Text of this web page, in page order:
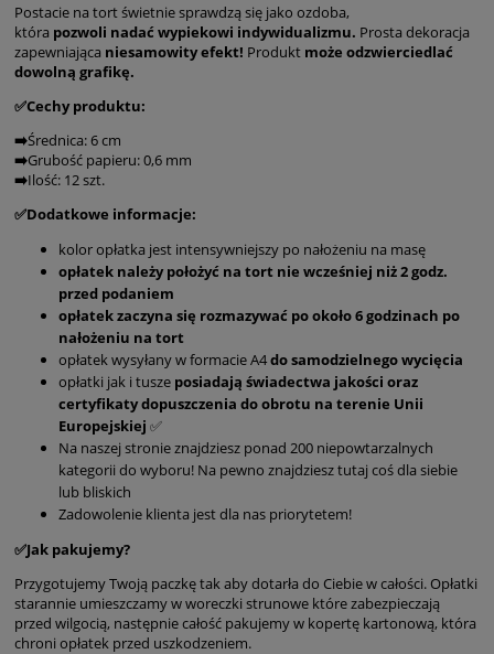
Postacie na tort świetnie sprawdzą się jako ozdoba,
która pozwoli nadać wypiekowi indywidualizmu. Prosta dekoracja
zapewniająca niesamowity efekt! Produkt może odzwierciedlać
dowolną grafikę.
✅Cechy produktu:
➡️Średnica: 6 cm
➡️Grubość papieru: 0,6 mm
➡️Ilość: 12 szt.
✅Dodatkowe informacje:
kolor opłatka jest intensywniejszy po nałożeniu na masę
opłatek należy położyć na tort nie wcześniej niż 2 godz.
przed podaniem
opłatek zaczyna się rozmazywać po około 6 godzinach po
nałożeniu na tort
opłatek wysyłany w formacie A4do samodzielnego wycięcia
opłatki jak i tusze posiadają świadectwa jakości oraz
certyfikaty dopuszczenia do obrotu na terenie Unii
Europejskiej ✅
Na naszej stronie znajdziesz ponad 200 niepowtarzalnych
kategorii do wyboru! Na pewno znajdziesz tutaj coś dla siebie
lub bliskich
Zadowolenie klienta jest dla nas priorytetem!
✅Jak pakujemy?
Przygotujemy Twoją paczkę tak aby dotarła do Ciebie w całości. Opłatki
starannie umieszczamy w woreczki strunowe które zabezpieczają
przed wilgocią, następnie całość pakujemy w kopertę kartonową, która
chroni opłatek przed uszkodzeniem.